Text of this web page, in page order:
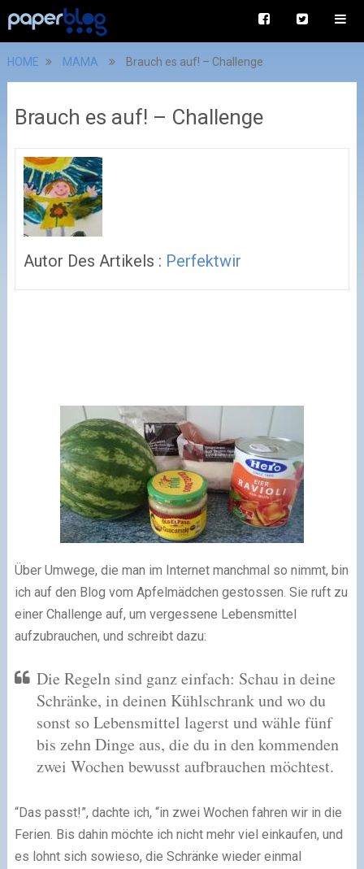
HOME MAMA Brauch es auf! – Challenge
Brauch es auf! – Challenge
Autor Des Artikels : Perfektwir
Über Umwege, die man im Internet manchmal so nimmt, bin
ich auf den Blog vom Apfelmädchen gestossen. Sie ruft zu
einer Challenge auf, um vergessene Lebensmittel
aufzubrauchen, und schreibt dazu:
Die Regeln sind ganz einfach: Schau in deine
Schränke, in deinen Kühlschrank und wo du
sonst so Lebensmittel lagerst und wähle fünf
bis zehn Dinge aus, die du in den kommenden
zwei Wochen bewusst aufbrauchen möchtest.
“Das passt!”, dachte ich, “in zwei Wochen fahren wir in die
Ferien. Bis dahin möchte ich nicht mehr viel einkaufen, und
es lohnt sich sowieso, die Schränke wieder einmal